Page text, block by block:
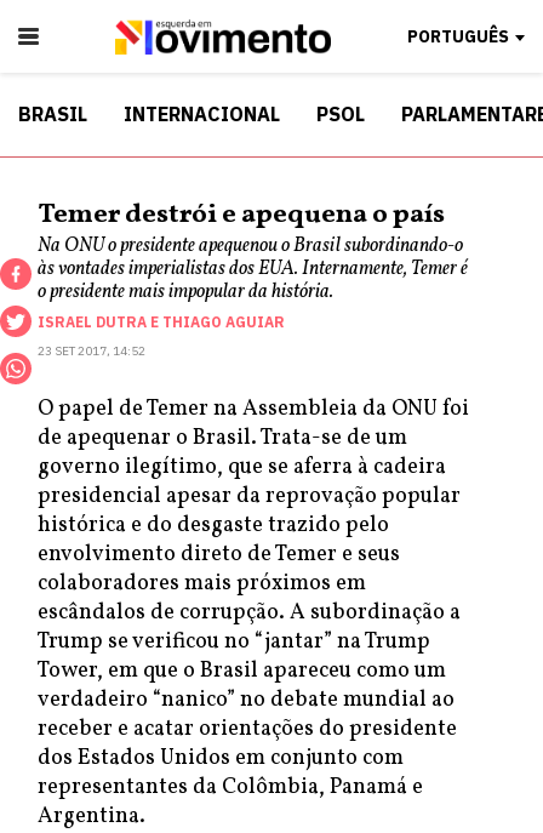
PORTUGUÊS
BRASIL INTERNACIONAL PSOL
Temer destrói e apequena o país
Na ONU o presidente apequenou o Brasil subordinando-o
às vontades imperialistas dos EUA. Internamente, Temer é
o presidente mais impopular da história.
ISRAEL DUTRA E THIAGO AGUIAR
23 SET 2017, 14:52
O papel de Temer na Assembleia da ONU foi
de apequenar o Brasil. Trata-se de um
governo ilegítimo, que se aferra à cadeira
presidencial apesar da reprovação popular
histórica e do desgaste trazido pelo
envolvimento direto de Temer e seus
colaboradores mais próximos em
escândalos de corrupção. A subordinação a
Trump se verificou no “jantar” na Trump
Tower, em que o Brasil apareceu como um
verdadeiro “nanico” no debate mundial ao
receber e acatar orientações do presidente
dos Estados Unidos em conjunto com
representantes da Colômbia, Panamá e
Argentina.